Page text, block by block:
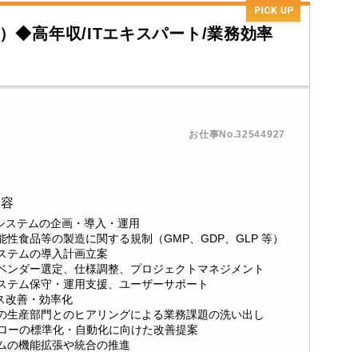
◆高年収/ITエキスパート/業務効率
お仕事No.32544927
ステムの企画・導入・運用
性食品等の製造に関する規制（GMP、GDP、GLP 等）
テムの導入計画立案
ンダー選定、仕様調整、プロジェクトマネジメント
テム保守・運用支援、ユーザーサポート
改善・効率化
生産部門とのヒアリングによる業務課題の洗い出し
ーの標準化・自動化に向けた改善提案
の機能拡張や統合の推進